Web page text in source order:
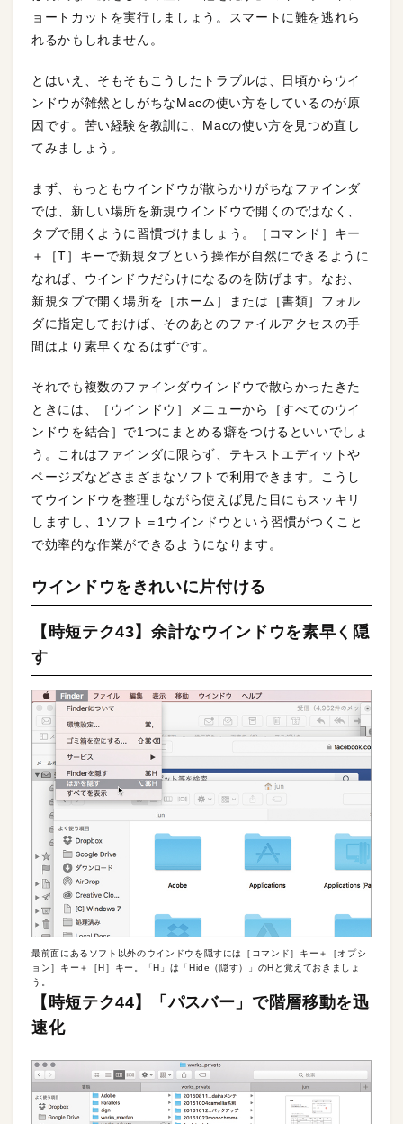
ョートカットを実行しましょう。スマートに難を逃れら
れるかもしれません。
とはいえ、そもそもこうしたトラブルは、日頃からウイ
ンドウが雑然としがちなMacの使い方をしているのが原
因です。苦い経験を教訓に、Macの使い方を見つめ直し
てみましょう。
まず、もっともウインドウが散らかりがちなファインダ
では、新しい場所を新規ウインドウで開くのではなく、
タブで開くように習慣づけましょう。［コマンド］キー
＋［T］キーで新規タブという操作が自然にできるように
なれば、ウインドウだらけになるのを防げます。なお、
新規タブで開く場所を［ホーム］または［書類］フォル
ダに指定しておけば、そのあとのファイルアクセスの手
間はより素早くなるはずです。
それでも複数のファインダウインドウで散らかったきた
ときには、［ウインドウ］メニューから［すべてのウイ
ンドウを結合］で1つにまとめる癖をつけるといいでしょ
う。これはファインダに限らず、テキストエディットや
ページズなどさまざまなソフトで利用できます。こうし
てウインドウを整理しながら使えば見た目にもスッキリ
しますし、1ソフト＝1ウインドウという習慣がつくこと
で効率的な作業ができるようになります。
ウインドウをきれいに片付ける
【時短テク43】余計なウインドウを素早く隠
す
最前面にあるソフト以外のウインドウを隠すには［コマンド］キー＋［オプシ
ョン］キー＋［H］キー。「H」は「Hide（隠す）」のHと覚えておきましょ
う。
【時短テク44】「パスバー」で階層移動を迅
速化